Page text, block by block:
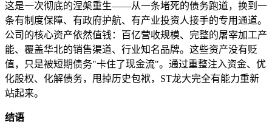
这是一次彻底的涅槃重生——从一条堵死的债务跑道，换到一
条有制度保障、有政府护航、有产业投资人接手的专用通道。
公司的核心资产依然值钱：百亿营收规模、完整的屠宰加工产
能、覆盖华北的销售渠道、行业知名品牌。这些资产没有贬
值，只是被短期债务"卡住了现金流"。通过重整注入资金、优
化股权、化解债务，甩掉历史包袱，ST龙大完全有能力重新
站起来。
结语